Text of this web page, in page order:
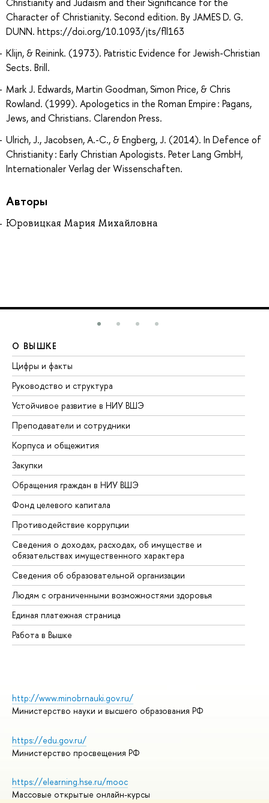
Christianity and Judaism and their Significance for the
Character of Christianity. Second edition. By JAMES D. G.
DUNN. https://doi.org/10.1093/jts/fll163
Klijn, & Reinink. (1973). Patristic Evidence for Jewish-Christian
Sects. Brill.
Mark J. Edwards, Martin Goodman, Simon Price, & Chris
Rowland. (1999). Apologetics in the Roman Empire : Pagans,
Jews, and Christians. Clarendon Press.
Ulrich, J., Jacobsen, A.-C., & Engberg, J. (2014). In Defence of
Christianity : Early Christian Apologists. Peter Lang GmbH,
Internationaler Verlag der Wissenschaften.
Авторы
Юровицкая Мария Михайловна
О ВЫШКЕ
Цифры и факты
Руководство и структура
Устойчивое развитие в НИУ ВШЭ
Преподаватели и сотрудники
Корпуса и общежития
Закупки
Обращения граждан в НИУ ВШЭ
Фонд целевого капитала
Противодействие коррупции
Сведения о доходах, расходах, об имуществе и
обязательствах имущественного характера
Сведения об образовательной организации
Людям с ограниченными возможностями здоровья
Единая платежная страница
Работа в Вышке
http://www.minobrnauki.gov.ru/
Министерство науки и высшего образования РФ
https://edu.gov.ru/
Министерство просвещения РФ
https://elearning.hse.ru/mooc
Массовые открытые онлайн-курсы